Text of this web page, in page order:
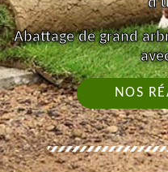
Abattage de grand
NOS